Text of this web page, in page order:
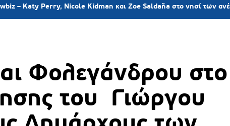
Nicole Kidman και Zoe Saldaña στο νησί των ανέμων
Φολεγάνδρου στο
του Γιώργου